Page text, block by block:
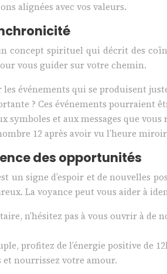
alignées avec vos valeurs.
concept spirituel qui décrit des
vous guider sur votre chemin.
les événements qui se produisent
? Ces événements pourraient
symboles et aux messages que
12 après avoir vu l’heure
des opportunités
un signe d’espoir et de nouvelles
La voyance peut vous aider à
n’hésitez pas à vous ouvrir à
profitez de l’énergie positive de
et nourrissez votre amour.